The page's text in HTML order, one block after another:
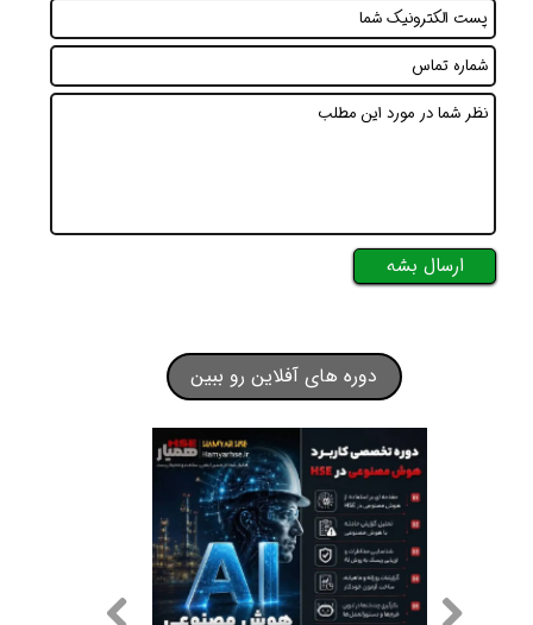
ارسال بشه
دوره های آفلاین رو ببین